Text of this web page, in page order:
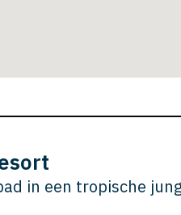
in een tropische